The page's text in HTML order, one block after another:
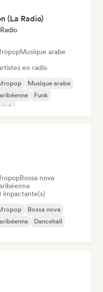
(La Radio)
Musique arabe
en radio
Musique arabe
Funk
Bossa nova
impactante(s)
Bossa nova
Dancehall